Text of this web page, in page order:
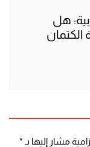
هل
مشار إليها بـ *